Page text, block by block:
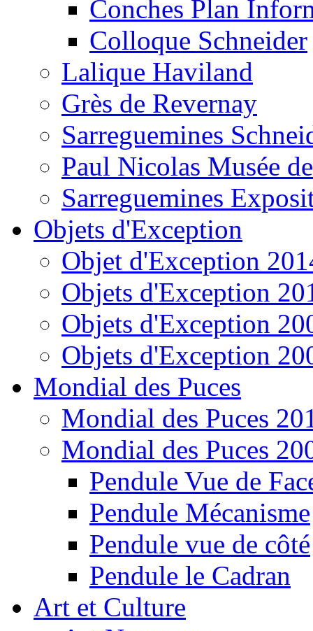
Conches Plan
Colloque Schneider
Lalique Haviland
Grès de Revernay
Sarreguemines
Paul Nicolas Musée
Sarreguemines
Objets d'Exception
Objet d'Exception
Objets d'Exception
Objets d'Exception
Objets d'Exception
Mondial des Puces
Mondial des Puces
Mondial des Puces
Pendule Vue de
Pendule Mécanisme
Pendule vue de côté
Pendule le Cadran
Art et Culture